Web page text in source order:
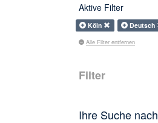
Aktive Filter
Köln Deutsch
Alle Filter entfernen
Filter
Ihre Suche nach